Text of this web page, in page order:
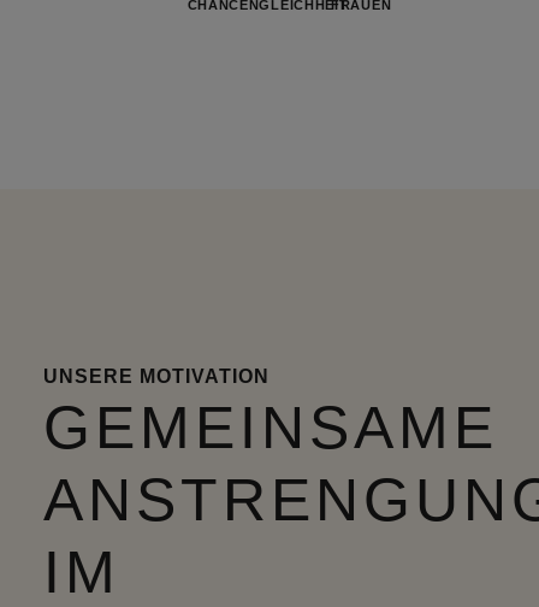
CHANCENGLEICHHEITFRAUEN
UNSERE MOTIVATION
GEMEINSAME
IM